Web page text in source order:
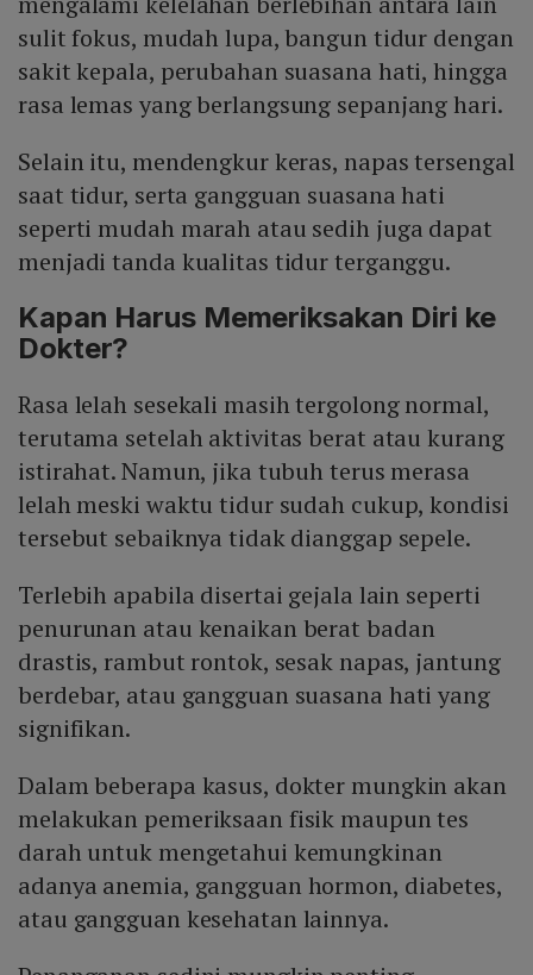
sulit fokus, mudah lupa, bangun tidur dengan
sakit kepala, perubahan suasana hati, hingga
rasa lemas yang berlangsung sepanjang hari.
Selain itu, mendengkur keras, napas tersengal
saat tidur, serta gangguan suasana hati
seperti mudah marah atau sedih juga dapat
menjadi tanda kualitas tidur terganggu.
Kapan Harus Memeriksakan Diri ke
Dokter?
Rasa lelah sesekali masih tergolong normal,
terutama setelah aktivitas berat atau kurang
istirahat. Namun, jika tubuh terus merasa
lelah meski waktu tidur sudah cukup, kondisi
tersebut sebaiknya tidak dianggap sepele.
Terlebih apabila disertai gejala lain seperti
penurunan atau kenaikan berat badan
drastis, rambut rontok, sesak napas, jantung
berdebar, atau gangguan suasana hati yang
signifikan.
Dalam beberapa kasus, dokter mungkin akan
melakukan pemeriksaan fisik maupun tes
darah untuk mengetahui kemungkinan
adanya anemia, gangguan hormon, diabetes,
atau gangguan kesehatan lainnya.